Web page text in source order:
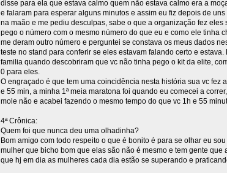
disse para ela que estava calmo quem não estava calmo era a
e falaram para esperar alguns minutos e assim eu fiz depois de
na maão e me pediu desculpas, sabe o que a organização fez
pego o número com o mesmo número do que eu e como ele tinha
me deram outro número e perguntei se constava os meus dados
teste no stand para conferir se eles estavam falando certo e
familia quando descobriram que vc não tinha pego o kit da elite,
0 para eles.
O engraçado é que tem uma coincidência nesta história sua vc fez
e 55 min, a minha 1ª meia maratona foi quando eu comecei a
mole não e acabei fazendo o mesmo tempo do que vc 1h e 55
4ª Crônica:
Quem foi que nunca deu uma olhadinha?
Bom amigo com todo respeito o que é bonito é para se olhar eu
mulher que bicho bom que elas são não é mesmo e tem gente que
que hj em dia as mulheres cada dia estão se superando e